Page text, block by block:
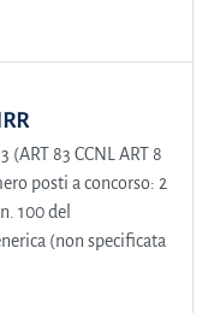
83 CCNL ART 8
posti a concorso: 2
100 del
(non specificata